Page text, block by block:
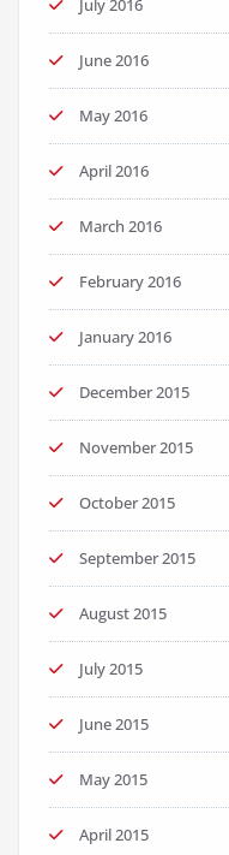
July 2016
June 2016
May 2016
April 2016
March 2016
February 2016
January 2016
December 2015
November 2015
October 2015
September 2015
August 2015
July 2015
June 2015
May 2015
April 2015